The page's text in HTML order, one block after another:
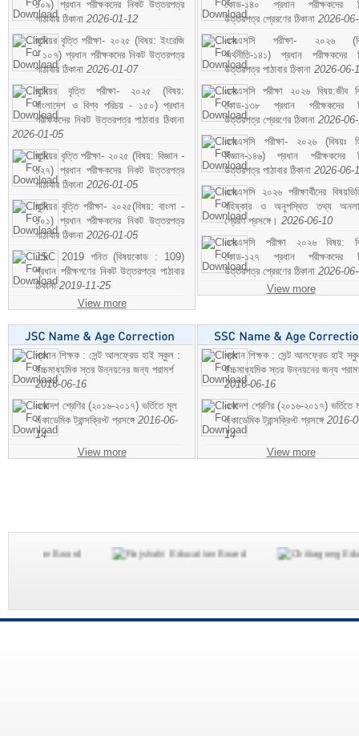
১০৯) প্রধান পরীক্ষকদের নিকট উত্তরপত্র
পাঠাবার ঠিকানা 2026-01-12
জুনিয়র বৃত্তি পরীক্ষা- ২০২৫ (বিষয়: ইংরেজি
- ১০৭) প্রধান পরীক্ষকদের নিকট উত্তরপত্র
পাঠাবার ঠিকানা 2026-01-07
জুনিয়র বৃত্তি পরীক্ষা- ২০২৫ (বিষয়:
বাংলাদেশ ও বিশ্ব পরিচয় - ১৫০) প্রধান
পরীক্ষকদের নিকট উত্তরপত্র পাঠাবার ঠিকানা
2026-01-05
জুনিয়র বৃত্তি পরীক্ষা- ২০২৫ (বিষয়: বিজ্ঞান -
১২৭) প্রধান পরীক্ষকদের নিকট উত্তরপত্র
পাঠাবার ঠিকানা 2026-01-05
জুনিয়র বৃত্তি পরীক্ষা- ২০২৫(বিষয়: বাংলা -
১০১) প্রধান পরীক্ষকদের নিকট উত্তরপত্র
পাঠাবার ঠিকানা 2026-01-05
JSC 2019 গনিত (বিষয়কোড : 109)
প্রধান পরীক্ষগণের নিকট উত্তরপত্র পাঠাবার
ঠিকানা2019-11-25
View more
কোড-১৪০ প্রধান পরীক্ষকদের
উত্তরপত্র প্রেরণের ঠিকানা 2026-
এসএসসি পরীক্ষা- ২০২৬
অর্থনীতি-১৪১) প্রধান পরীক্ষকদের
উত্তরপত্র পাঠাবার ঠিকানা 2026-06-
এসএসসি পরীক্ষা ২০২৬ বিষয়:জীব
কোড-১৩৮ প্রধান পরীক্ষকদের
উত্তরপত্র প্রেরণের ঠিকানা 2026-
এসএসসি পরীক্ষা- ২০২৬ (বিষয়ঃ
বিজ্ঞান-১৪৬) প্রধান পরীক্ষকদের
উত্তরপত্র পাঠাবার ঠিকানা 2026-06-
এসএসসি ২০২৬ পরীক্ষার্থীদের
বহিষ্কার ও অনুপস্থিত তথ্য
প্রেরণ প্রসঙ্গে। 2026-06-10
এসএসসি পরীক্ষা ২০২৬ বিষয়:
কোড-১২৭ প্রধান পরীক্ষকদের
উত্তরপত্র প্রেরণের ঠিকানা 2026-
View more
প্রধান শিক্ষক : সেন্ট আলফ্রেড হাই স্কুল :
উচ্চমাধ্যমিক স্তর উন্নয়নের জন্য পরামর্শ
2016-06-16
একাদশ শ্রেণির (২০১৬-২০১৭) ভর্তিতে মূল
একাডেমিক ট্রান্সক্রিপ্ট প্রসঙ্গে 2016-06-
14
View more
প্রধান শিক্ষক : সেন্ট আলফ্রেড হাই
উচ্চমাধ্যমিক স্তর উন্নয়নের জন্য
2016-06-16
একাদশ শ্রেণির (২০১৬-২০১৭) ভর্তিতে
একাডেমিক ট্রান্সক্রিপ্ট প্রসঙ্গে 2016-
14
View more